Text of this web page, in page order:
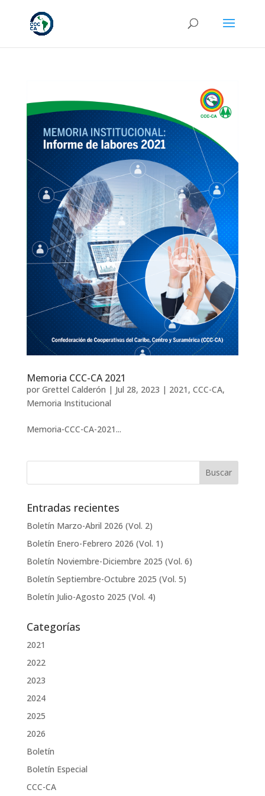
Memoria CCC-CA 2021
por Grettel Calderón | Jul 28, 2023 | 2021 , CCC-CA,
Memoria Institucional
Memoria-CCC-CA-2021...
Entradas recientes
Boletín Marzo-Abril 2026 (Vol. 2)
Boletín Enero-Febrero 2026 (Vol. 1)
Boletín Noviembre-Diciembre 2025 (Vol. 6)
Boletín Septiembre-Octubre 2025 (Vol. 5)
Boletín Julio-Agosto 2025 (Vol. 4)
Categorías
2021
2022
2023
2024
2025
2026
Boletín
Boletín Especial
CCC-CA